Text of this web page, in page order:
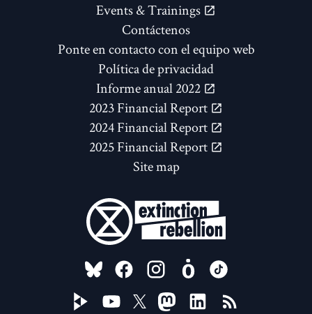
Events & Trainings
Contáctenos
Ponte en contacto con el equipo web
Política de privacidad
Informe anual 2022
2023 Financial Report
2024 Financial Report
2025 Financial Report
Site map
FOLLOW US ON